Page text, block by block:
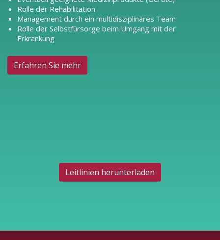
Rolle der Rehabilitation
Management durch ein multidisziplinäres Team
Rolle der Selbstfürsorge beim Umgang mit der
Erkrankung
Erfahren Sie mehr
Leitlinien herunterladen